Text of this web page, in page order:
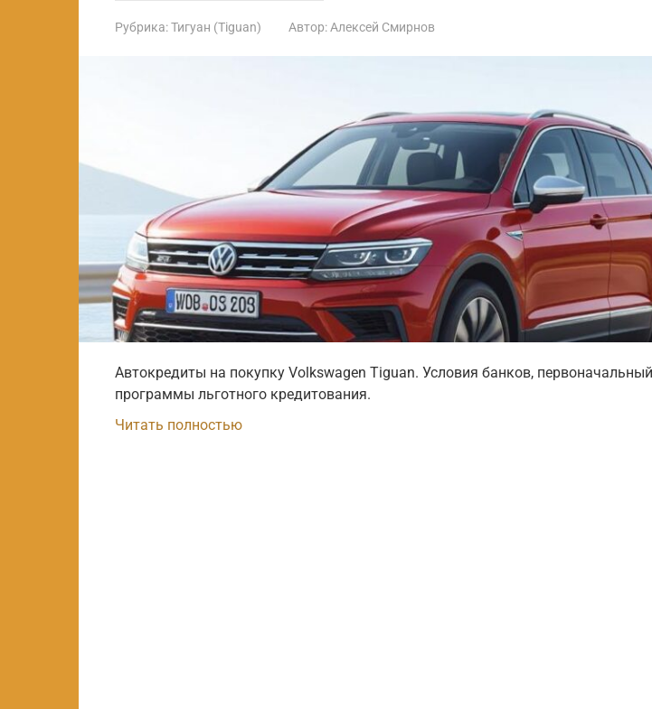
Рубрика:Тигуан (Tiguan) Автор: Алексей Смирнов
Автокредиты на покупку Volkswagen Tiguan. Условия банков,
программы льготного кредитования.
Читать полностью